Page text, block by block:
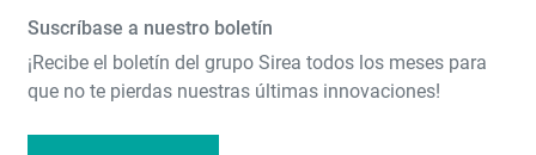
Suscríbase a nuestro boletín
¡Recibe el boletín del grupo Sirea todos los meses para
que no te pierdas nuestras últimas innovaciones!